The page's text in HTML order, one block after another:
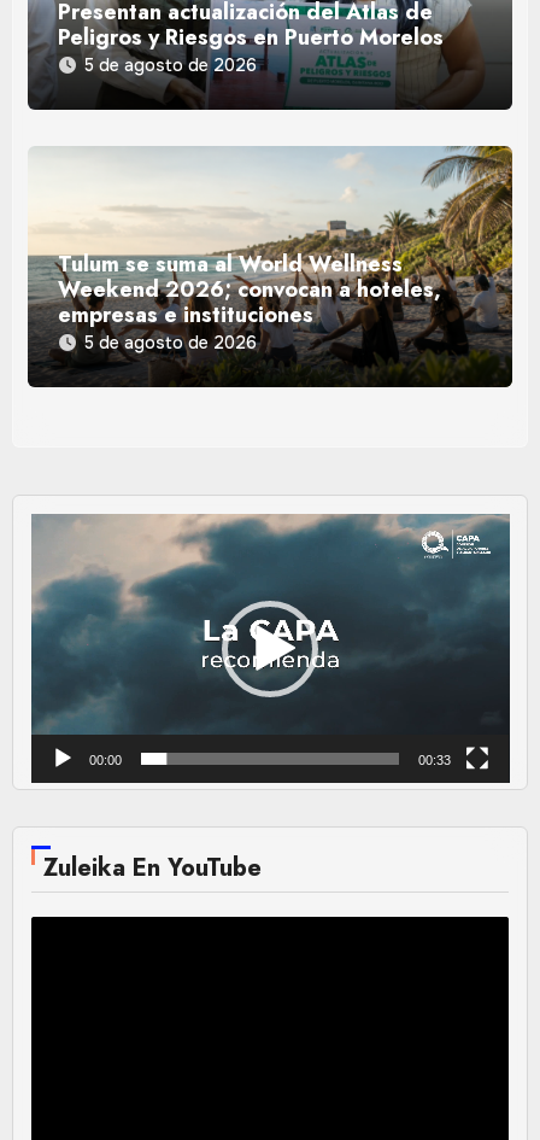
Presentan actualización del Atlas de
Peligros y Riesgos en Puerto Morelos
5 de agosto de 2026
Tulum se suma al World Wellness
Weekend 2026; convocan a hoteles,
empresas e instituciones
5 de agosto de 2026
Reproductor
vídeo
00:00 00:33
Zuleika En YouTube